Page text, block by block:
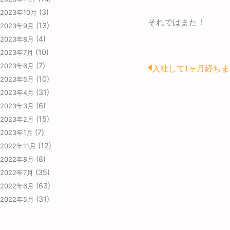
2023年10月 (3)
2023年9月 (13)
2023年8月 (4)
2023年7月 (10)
2023年6月 (7)
2023年5月 (10)
2023年4月 (31)
2023年3月 (6)
2023年2月 (15)
2023年1月 (7)
2022年11月 (12)
2022年8月 (8)
2022年7月 (35)
2022年6月 (63)
2022年5月 (31)
それではまた！
Prev
入社して1ヶ月経ちま